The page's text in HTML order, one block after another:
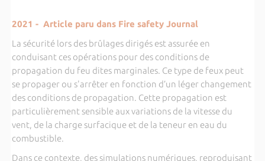
2021 - Article paru dans Fire safety Journal
La sécurité lors des brûlages dirigés est assurée en
conduisant ces opérations pour des conditions de
propagation du feu dites marginales. Ce type de feux peut
se propager ou s'arrêter en fonction d’un léger changement
des conditions de propagation. Cette propagation est
particulièrement sensible aux variations de la vitesse du
vent, de la charge surfacique et de la teneur en eau du
combustible.
Dans ce contexte, des simulations numériques, reproduisant